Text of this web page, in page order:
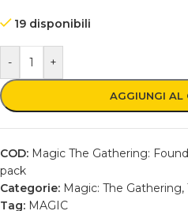
19 disponibili
- +
AGGIUNGI AL
COD: Magic The Gathering:
pack
Categorie: Magic: The Gathering,
Tag: MAGIC